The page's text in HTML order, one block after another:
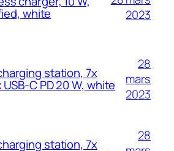
white
2023
station, 7x
C PD 20 W, white
28
mars
2023
station, 7x
28